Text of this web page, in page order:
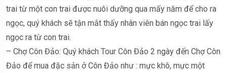
trai từ một con trai được nuôi dưỡng qua mấy năm để cho ra
ngọc, quý khách sẽ tận mắt thấy nhân viên bán ngọc trai lấy
ngọc ra từ con trai.
– Chợ Côn Đảo: Quý khách Tour Côn Đảo 2 ngày đến Chợ Côn
Đảo để mua đặc sản ở Côn Đảo như : mực khô, mực một